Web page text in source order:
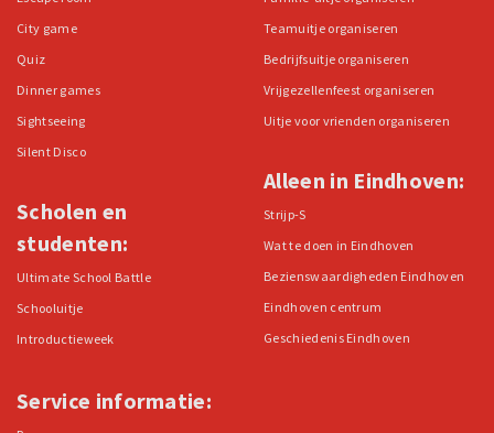
City game
Quiz
Dinner games
Sightseeing
Silent Disco
Scholen en
studenten:
Ultimate School Battle
Schooluitje
Introductieweek
Teamuitje organiseren
Bedrijfsuitje organiseren
Vrijgezellenfeest organiseren
Uitje voor vrienden organiseren
Alleen in Eindhoven:
Strijp-S
Wat te doen in Eindhoven
Bezienswaardigheden Eindhoven
Eindhoven centrum
Geschiedenis Eindhoven
Service informatie: